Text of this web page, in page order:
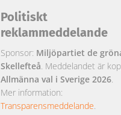
Politiskt
reklammeddelande
Sponsor: Miljöpartiet de
Skellefteå. Meddelandet är
Allmänna val i Sverige 2026.
Mer information:
Transparensmeddelande.